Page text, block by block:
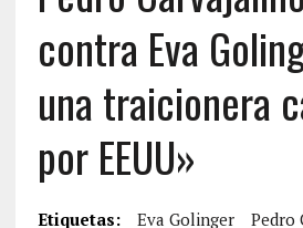
contra Eva
una traicionera
por EEUU»
Etiquetas: Eva Golinger Pedro